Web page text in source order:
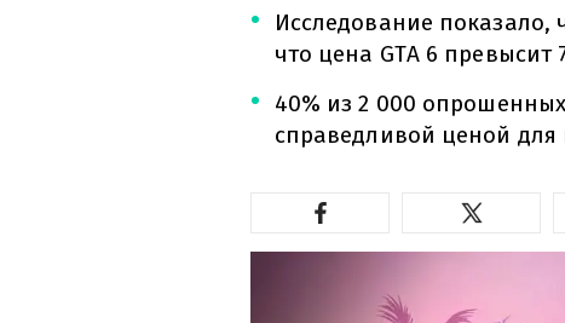
Исследование показало,
что цена GTA 6 превысит
40% из 2 000
справедливой ценой для